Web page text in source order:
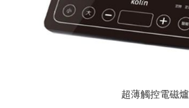
超薄觸控電磁爐